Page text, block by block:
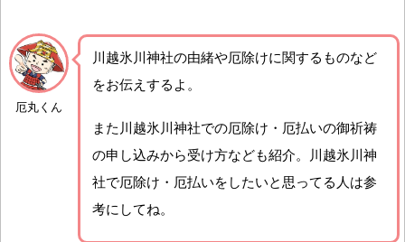
厄丸くん
川越氷川神社の由緒や厄除けに関するものなど
をお伝えするよ。
また川越氷川神社での厄除け・厄払いの御祈祷
の申し込みから受け方なども紹介。川越氷川神
社で厄除け・厄払いをしたいと思ってる人は参
考にしてね。